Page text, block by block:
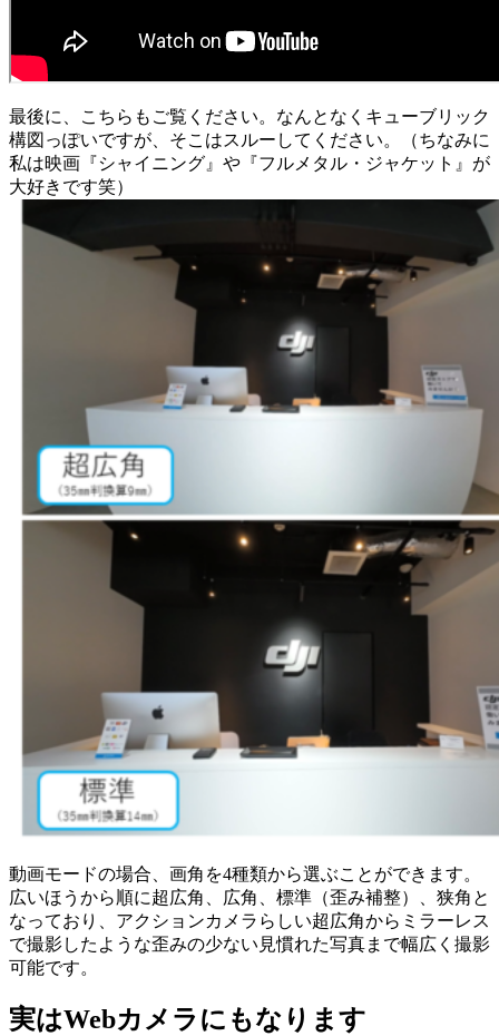
最後に、こちらもご覧ください。なんとなくキューブリック
構図っぽいですが、そこはスルーしてください。（ちなみに
私は映画『シャイニング』や『フルメタル・ジャケット』が
大好きです笑）
動画モードの場合、画角を4種類から選ぶことができます。
広いほうから順に超広角、広角、標準（歪み補整）、狭角と
なっており、アクションカメラらしい超広角からミラーレス
で撮影したような歪みの少ない見慣れた写真まで幅広く撮影
可能です。
実はWebカメラにもなります